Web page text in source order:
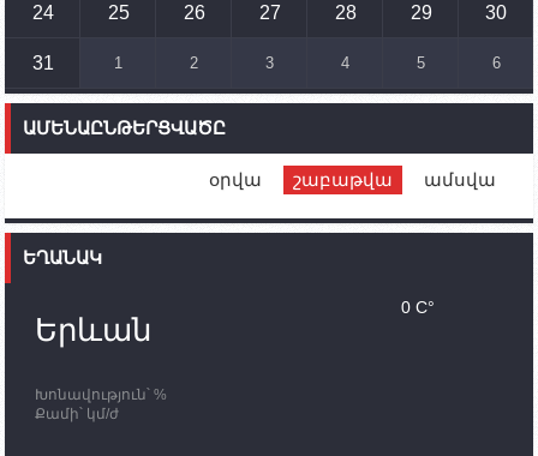
տեղակայված հայկական դիրքերի անձնակազմի
համար սնունդ տեղափոխող մեքենայի
ունեն. կիպրոսցի խորհրդարանականը՝ Ալեն
Ֆրանսիայի ԱԳ նախարարը կայցելի Հայաստան
պատասխանատուներ կմնան ԼՂ-ում՝ մինչև
որոնողափրկարարական աշխատանքների
11:03
ՄԱԿ-ի առաքելությունը շատ, շատ, շատ օգտակար
24 25 26 27 28 29 30
31 1 2 3 4 5 6
ԱՄԵՆԱԸՆԹԵՐՑՎԱԾԸ
օրվա շաբաթվա ամսվա
ԵՂԱՆԱԿ
Երևան
Խոնավություն՝ %
Քամի՝ կմ/ժ
0 C°